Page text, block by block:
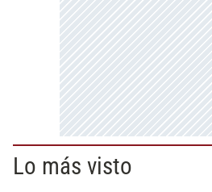
Lo más visto